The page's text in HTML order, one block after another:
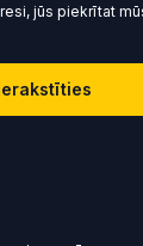
jūs piekrītat